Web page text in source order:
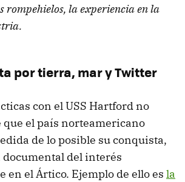
rompehielos, la experiencia en la
por tierra, mar y Twitter
con el USS Hartford no
que el país norteamericano
de lo posible su conquista,
del interés
en el Ártico. Ejemplo de ello es la